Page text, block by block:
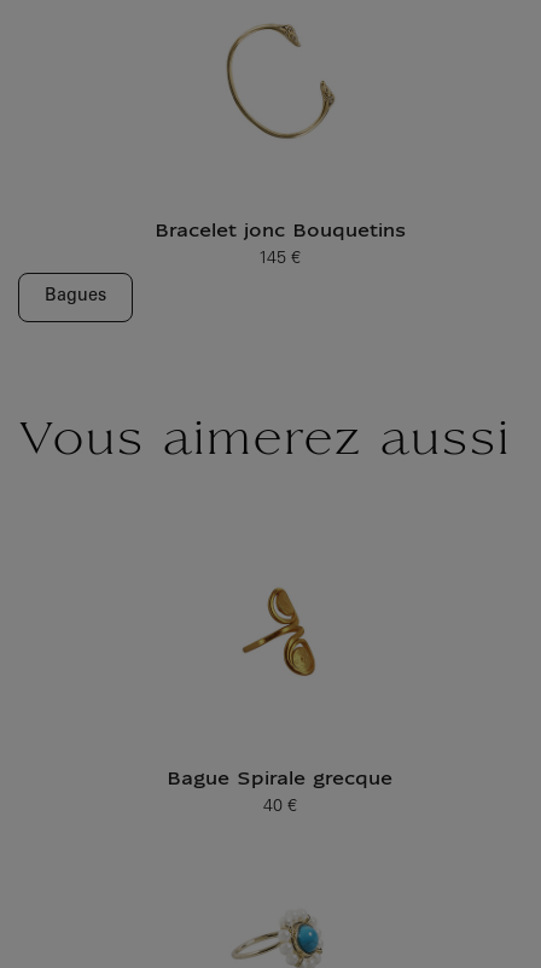
Bracelet jonc Bouquetins
Prix ​​actuel
145 €
Bagues
Vous aimerez aussi
Bague Spirale grecque
Prix ​​actuel
40 €